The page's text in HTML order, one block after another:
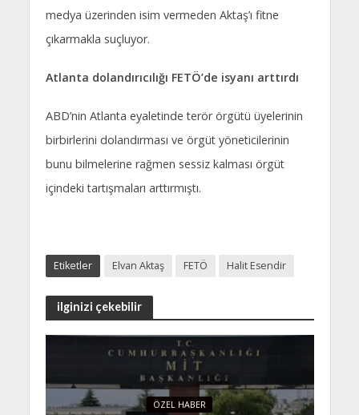
medya üzerinden isim vermeden Aktaş’ı fitne
çıkarmakla suçluyor.
Atlanta dolandırıcılığı FETÖ’de isyanı arttırdı
ABD’nin Atlanta eyaletinde terör örgütü üyelerinin
birbirlerini dolandırması ve örgüt yöneticilerinin
bunu bilmelerine rağmen sessiz kalması örgüt
içindeki tartışmaları arttırmıştı.
Etiketler Elvan Aktaş FETÖ Halit Esendir
ilginizi çekebilir
ÖZEL HABER